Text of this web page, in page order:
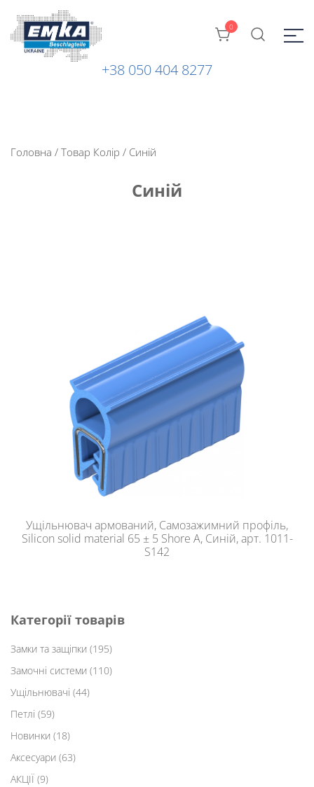
ЕМКА УКРАЇНА
Промислова фурнітура: замки, петлі та ін. від ТМ "EMKA
0
+38 050 404 8277
Головна / Товар Колір / Синій
Синій
Ущільнювач армований, Самозажимний профіль,
Silicon solid material 65 ± 5 Shore A, Синій, арт. 1011-
S142
Категорії товарів
Замки та защіпки (195)
Замочні системи (110)
Ущільнювачі (44)
Петлі (59)
Новинки (18)
Аксесуари (63)
АКЦІЇ (9)